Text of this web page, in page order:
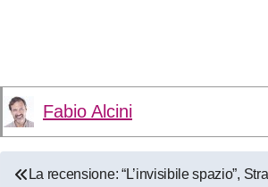
Fabio Alcini
Navigazione
La recensione: “L’invisibile spazio”,